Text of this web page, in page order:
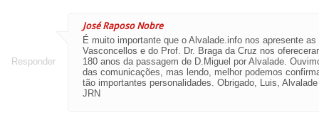
José Raposo Nobre
É muito importante que o Alvalade.info nos apresente
Vasconcellos e do Prof. Dr. Braga da Cruz nos
180 anos da passagem de D.Miguel por Alvalade.
das comunicações, mas lendo, melhor podemos
tão importantes personalidades. Obrigado, Luis,
JRN
Responder